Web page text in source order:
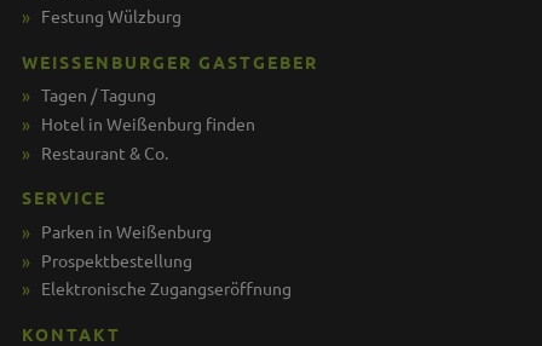
Festung Wülzburg
WEISSENBURGER GASTGEBER
Tagen / Tagung
Hotel in Weißenburg finden
Restaurant & Co.
SERVICE
Parken in Weißenburg
Prospektbestellung
Elektronische Zugangseröffnung
KONTAKT